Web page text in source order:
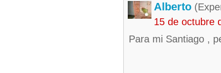
Alberto
15 de octubre
Para mi Santiago ,